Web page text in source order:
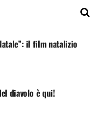
il film natalizio
diavolo è qui!